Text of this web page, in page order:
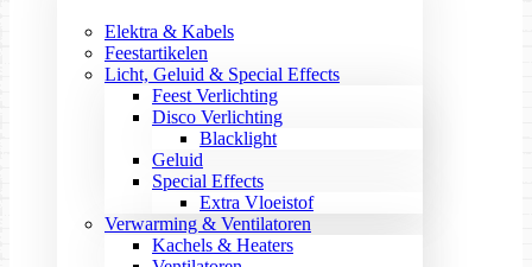
Elektra & Kabels
Feestartikelen
Licht, Geluid & Special Effects
Feest Verlichting
Disco Verlichting
Blacklight
Geluid
Special Effects
Extra Vloeistof
Verwarming & Ventilatoren
Kachels & Heaters